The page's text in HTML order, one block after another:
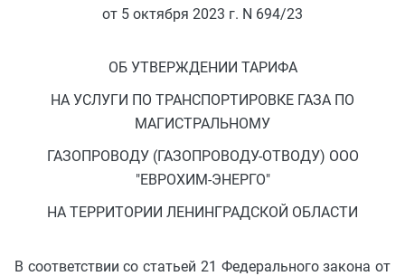
от 5 октября 2023 г. N 694/23
ОБ УТВЕРЖДЕНИИ ТАРИФА
НА УСЛУГИ ПО ТРАНСПОРТИРОВКЕ ГАЗА ПО
МАГИСТРАЛЬНОМУ
ГАЗОПРОВОДУ (ГАЗОПРОВОДУ-ОТВОДУ) ООО
"ЕВРОХИМ-ЭНЕРГО"
НА ТЕРРИТОРИИ ЛЕНИНГРАДСКОЙ ОБЛАСТИ
В соответствии со статьей 21 Федерального закона от